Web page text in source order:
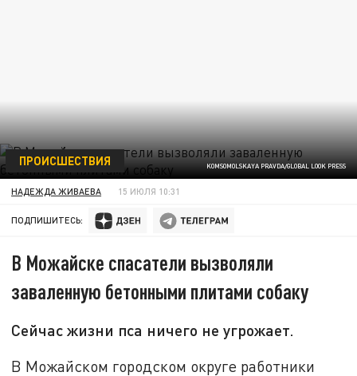
KOMSOMOLSKAYA PRAVDA/GLOBAL LOOK PRESS
ПРОИСШЕСТВИЯ
НАДЕЖДА ЖИВАЕВА 15 ИЮЛЯ 10:31
ПОДПИШИТЕСЬ:
В Можайске спасатели вызволяли
заваленную бетонными плитами собаку
Сейчас жизни пса ничего не угрожает.
В Можайском городском округе работники